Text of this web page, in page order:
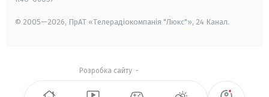
© 2005—2026, ПрАТ «Телерадіокомпанія "Люкс"», 24 Канал.
Розробка сайту-